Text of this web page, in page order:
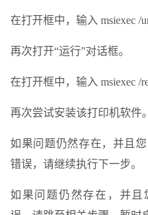
在打开框中，输入 msiexec /
再次打开“运行”对话框。
在打开框中，输入 msiexec /
再次尝试安装该打印机软件。
如果问题仍然存在，并且您
错误，请继续执行下一步。
如果问题仍然存在，并且